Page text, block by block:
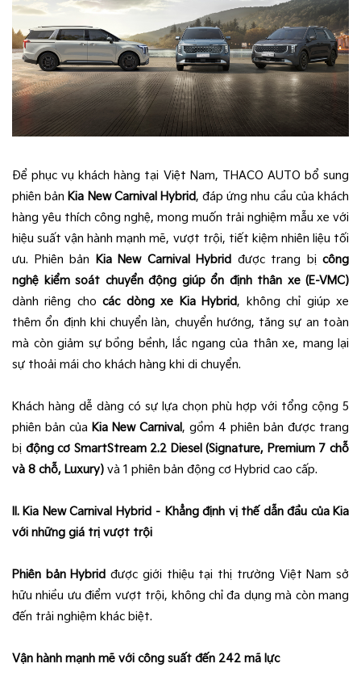
Để phục vụ khách hàng tại Việt Nam, THACO AUTO bổ sung
phiên bản Kia New Carnival Hybrid, đáp ứng nhu cầu của khách
hàng yêu thích công nghệ, mong muốn trải nghiệm mẫu xe với
hiệu suất vận hành mạnh mẽ, vượt trội, tiết kiệm nhiên liệu tối
ưu. Phiên bản
Kia New Carnival Hybrid được trang bị công
nghệ kiểm soát chuyển động giúp ổn định thân xe (E-VMC)
dành riêng chocác dòng xe Kia Hybrid, không chỉ giúp xe
thêm ổn định khi chuyển làn, chuyển hướng, tăng sự an toàn
mà còn giảm sự bồng bềnh, lắc ngang của thân xe, mang lại
sự thoải mái cho khách hàng khi di chuyển.
Khách hàng dễ dàng có sự lựa chọn phù hợp với tổng cộng 5
phiên bản của Kia New Carnival, gồm 4 phiên bản được trang
bị động cơ SmartStream 2.2 Diesel (Signature, Premium 7 chỗ
và 8 chỗ, Luxury) và 1 phiên bản động cơ Hybrid cao cấp.
II. Kia New Carnival Hybrid – Khẳng định vị thế dẫn đầu của Kia
với những giá trị vượt trội
Phiên bản Hybrid được giới thiệu tại thị trường Việt Nam sở
hữu nhiều ưu điểm vượt trội, không chỉ đa dụng mà còn mang
đến trải nghiệm khác biệt.
Vận hành mạnh mẽ với công suất đến 242 mã lực